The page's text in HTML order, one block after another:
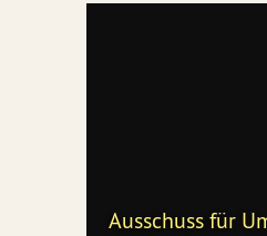
Ausschuss für